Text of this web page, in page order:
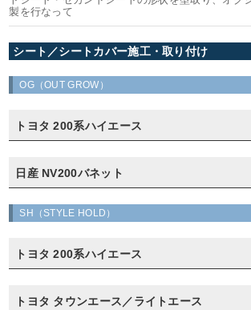
製を行なって
シート／シートカバー施工・取り付け
OG（OUT GROW）
トヨタ 200系ハイエース
日産 NV200バネット
SH（STYLE HOLD）
トヨタ 200系ハイエース
トヨタ タウンエース／ライトエース